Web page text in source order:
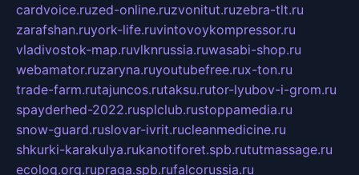
cardvoice.ruzed-online.ruzvonitut.ruzebra-tlt.ru
zarafshan.ruyork-life.ruvintovoykompressor.ru
vladivostok-map.ruvlknrussia.ruwasabi-shop.ru
webamator.ruzaryna.ruyoutubefree.rux-ton.ru
trade-farm.rutajuncos.rutaksu.rutor-lyubov-i-grom.ru
spayderhed-2022.rusplclub.rustoppamedia.ru
snow-guard.ruslovar-ivrit.rucleanmedicine.ru
shkurki-karakulya.rukanotiforet.spb.rututmassage.ru
ecolog.org.rupraga.spb.rufalcorussia.ru